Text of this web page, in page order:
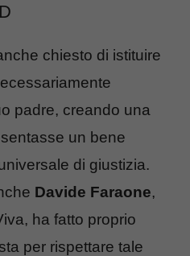
chiesto di istituire
padre, creando una
un bene
di giustizia.
Davide Faraone,
ha fatto proprio
per rispettare tale